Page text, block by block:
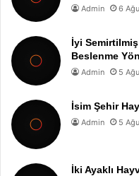
Admin 6
İyi
Beslenme
Admin 5
İsim Şehir
Admin 5
İki Ayaklı